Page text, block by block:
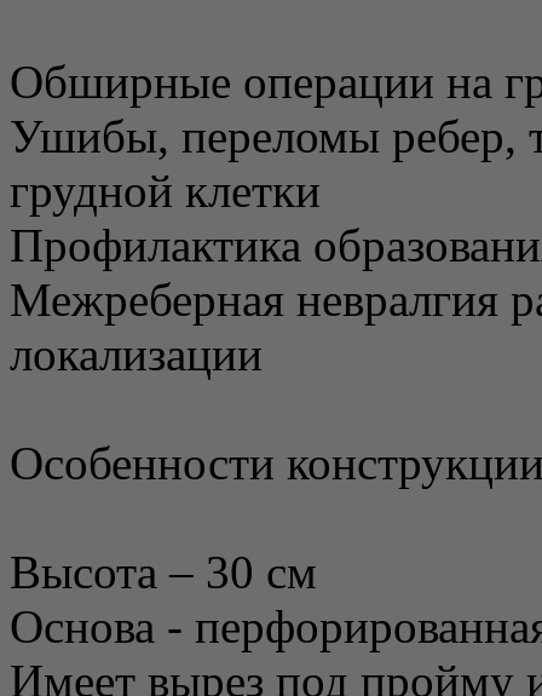
Обширные операции на
Ушибы, переломы ребер,
грудной клетки
Профилактика
Межреберная невралгия
локализации
Особенности
Высота – 30 см
Основа -
Имеет вырез под пройму